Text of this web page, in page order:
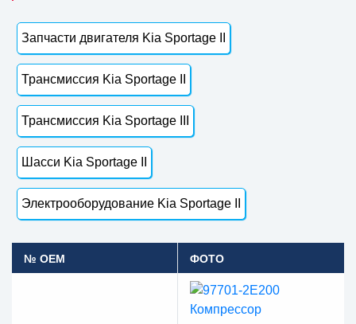
Запчасти двигателя Kia Sportage II
Трансмиссия Kia Sportage II
Трансмиссия Kia Sportage III
Шасси Kia Sportage II
Электрооборудование Kia Sportage II
№ OEM ФОТО